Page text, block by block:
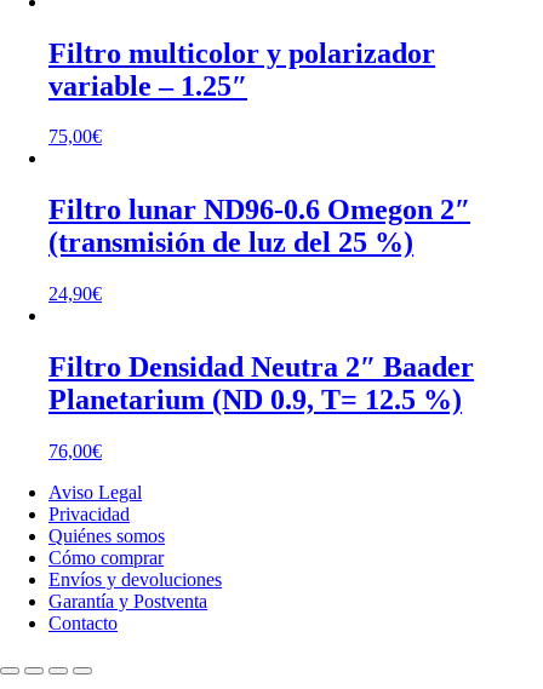
Filtro multicolor y polarizador
variable – 1.25″
75,00€
Filtro lunar ND96-0.6 Omegon 2″
(transmisión de luz del 25 %)
24,90€
Filtro Densidad Neutra 2″ Baader
Planetarium (ND 0.9, T= 12.5 %)
76,00€
Aviso Legal
Privacidad
Quiénes somos
Cómo comprar
Envíos y devoluciones
Garantía y Postventa
Contacto